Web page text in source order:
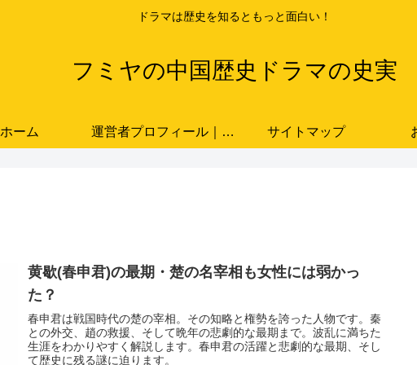
ドラマは歴史を知るともっと面白い！
フミヤの中国歴史ドラマの史実
ホーム 運営者プロフィール｜ドラマと史実をつなぐ歴史ブロガー「フミヤ」 サイトマップ
黄歇(春申君)の最期・楚の名宰相も女性には弱かっ
た？
春申君は戦国時代の楚の宰相。その知略と権勢を誇った人物です。秦
との外交、趙の救援、そして晩年の悲劇的な最期まで。波乱に満ちた
生涯をわかりやすく解説します。春申君の活躍と悲劇的な最期、そし
て歴史に残る謎に迫ります。